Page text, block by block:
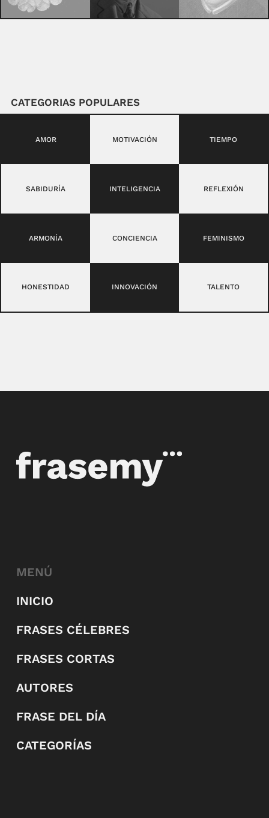
CATEGORIAS POPULARES
AMOR MOTIVACIÓN TIEMPO
SABIDURÍA INTELIGENCIA REFLEXIÓN
ARMONÍA CONCIENCIA FEMINISMO
HONESTIDAD INNOVACIÓN TALENTO
MENÚ
INICIO
FRASES CÉLEBRES
FRASES CORTAS
AUTORES
FRASE DEL DÍA
CATEGORÍAS